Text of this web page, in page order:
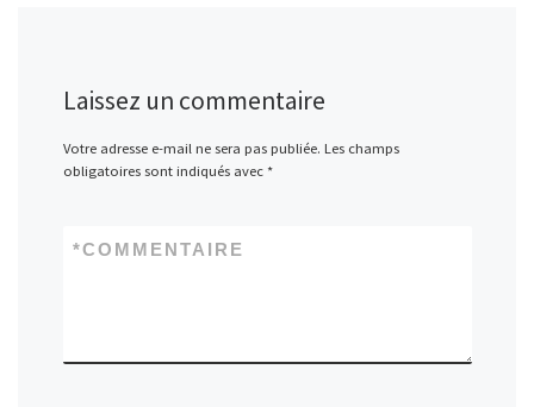
Laissez un commentaire
Votre adresse e-mail ne sera pas publiée. Les champs
obligatoires sont indiqués avec *
COMMENTAIRE
*